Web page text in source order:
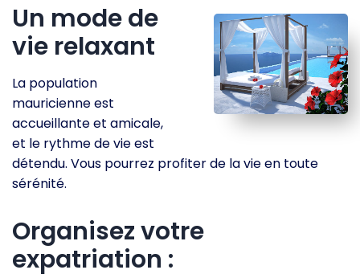
Un mode de
vie relaxant
La population
mauricienne est
accueillante et amicale,
et le rythme de vie est
détendu. Vous pourrez profiter de la vie en toute
sérénité.
Organisez votre
expatriation :